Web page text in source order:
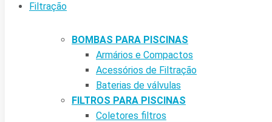
Filtração
BOMBAS PARA PISCINAS
Armários e Compactos
Acessórios de Filtração
Baterias de válvulas
FILTROS PARA PISCINAS
Coletores filtros